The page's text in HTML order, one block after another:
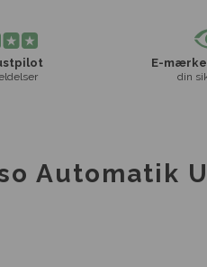
E-
din
Automatik